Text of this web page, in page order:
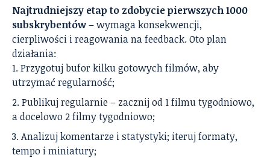
Najtrudniejszy etap to zdobycie pierwszych 1000
subskrybentów– wymaga konsekwencji,
cierpliwości i reagowania na feedback. Oto plan
działania:
Przygotuj bufor kilku gotowych filmów, aby
utrzymać regularność;
Publikuj regularnie – zacznij od 1 filmu tygodniowo,
a docelowo 2 filmy tygodniowo;
Analizuj komentarze i statystyki; iteruj formaty,
tempo i miniatury;